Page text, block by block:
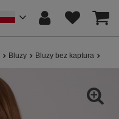
Bluzy Bluzy bez kaptura